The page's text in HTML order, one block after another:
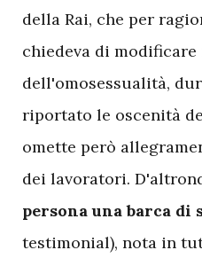
della Rai, che per
chiedeva di
dell'omosessualità,
riportato le oscenità
omette però
dei lavoratori.
persona una barca di
testimonial), nota in